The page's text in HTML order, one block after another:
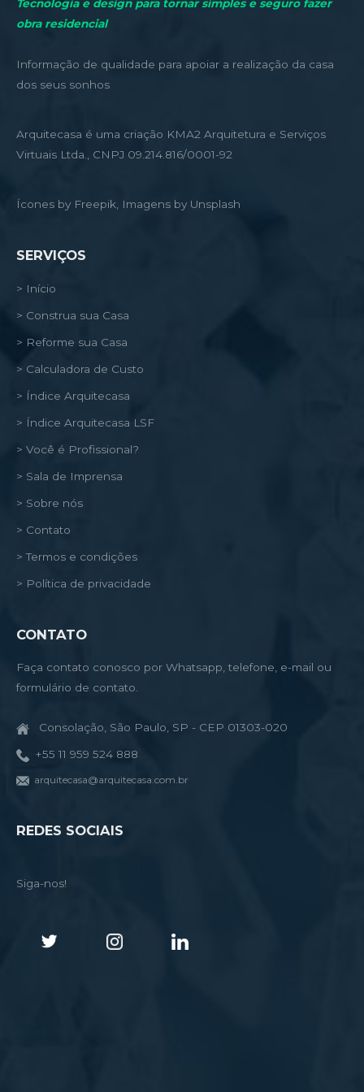
Tecnologia e design para tornar simples e seguro fazer
obra residencial
Informação de qualidade para apoiar a realização da casa
dos seus sonhos
Arquitecasa é uma criação KMA2 Arquitetura e Serviços
Virtuais Ltda., CNPJ 09.214.816/0001-92
Ícones by Freepik, Imagens by Unsplash
SERVIÇOS
> Início
> Construa sua Casa
> Reforme sua Casa
> Calculadora de Custo
> Índice Arquitecasa
> Índice Arquitecasa LSF
> Você é Profissional?
> Sala de Imprensa
> Sobre nós
> Contato
> Termos e condições
> Política de privacidade
CONTATO
Faça contato conosco por Whatsapp, telefone, e-mail ou
formulário de contato.
Consolação, São Paulo, SP - CEP 01303-020
+55 11 959 524 888
arquitecasa@arquitecasa.com.br
REDES SOCIAIS
Siga-nos!